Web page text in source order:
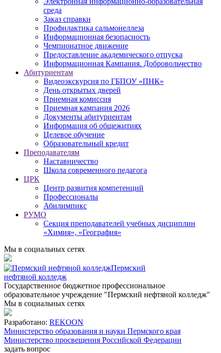
среда
Заказ справки
Профилактика сальмонеллеза
Информационная безопасность
Чемпионатное движение
Предоставление академического отпуска
Информационная Кампания. Добровольчество
Абитуриентам
Видеоэкскурсия по ГБПОУ «ПНК»
День открытых дверей
Приемная комиссия
Приемная кампания 2026
Дoкументы абитуриентам
Информация об общежитиях
Целевое обучение
Образовательный кредит
Преподавателям
Наставничество
Школа современного педагога
ЦРК
Центр развития компетенций
Профессионалы
Абилимпикс
РУМО
Секция преподавателей учебных дисциплин
«Химия», «География»
Мы в социальных сетях
Пермский
нефтяной колледж
Государственное бюджетное профессиональное
образовательное учреждение "Пермский нефтяной колледж"
Мы в социальных сетях
Разработано: REKOON
Министерство образования и науки Пермского края
Министерство просвещения Российской Федерации
задать вопрос